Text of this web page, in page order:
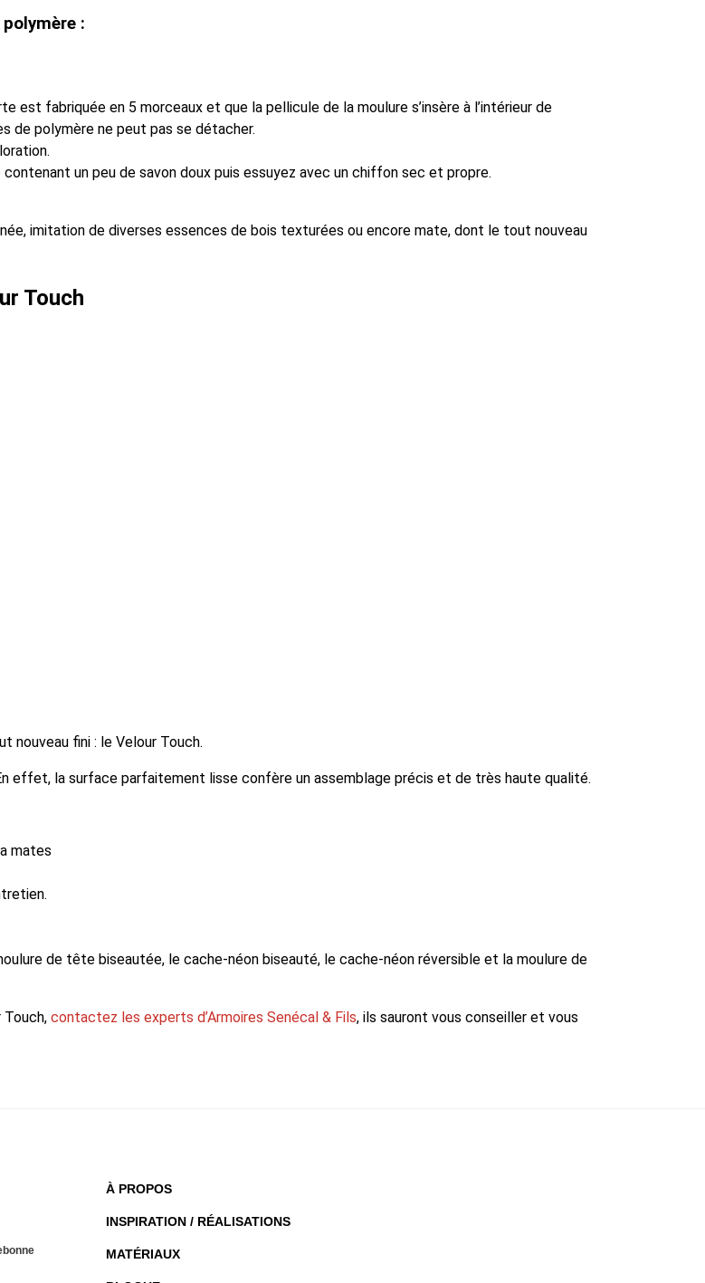
:
est fabriquée en 5 morceaux et que la pellicule de la moulure s’insère à l’intérieur de
de polymère ne peut pas se détacher.
un peu de savon doux puis essuyez avec un chiffon sec et propre.
imitation de diverses essences de bois texturées ou encore mate, dont le tout nouveau
Touch
nouveau fini : le Velour Touch.
effet, la surface parfaitement lisse confère un assemblage précis et de très haute qualité.
mates
de tête biseautée, le cache-néon biseauté, le cache-néon réversible et la moulure de
Touch, contactez les experts d’Armoires Senécal & Fils, ils sauront vous conseiller et vous
À PROPOS
INSPIRATION / RÉALISATIONS
MATÉRIAUX